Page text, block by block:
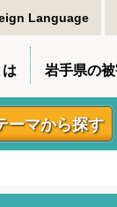
Language
岩手県の
ーマから探す